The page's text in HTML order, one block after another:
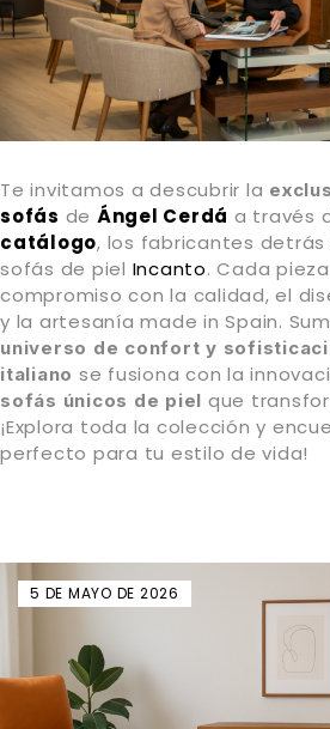
Te invitamos a descubrir la
sofás de Ángel Cerdá a través
catálogo, los fabricantes
sofás de piel Incanto. Cada
compromiso con la calidad, el
y la artesanía made in Spain.
universo de confort y
italiano se fusiona con la
sofás únicos de piel que
¡Explora toda la colección y
perfecto para tu estilo de vida!
5 DE MAYO DE 2026